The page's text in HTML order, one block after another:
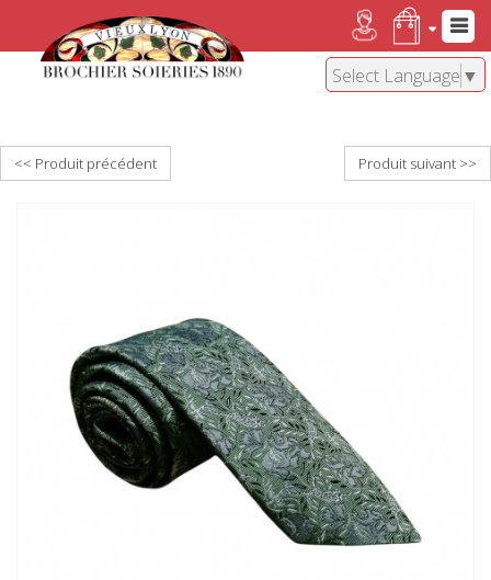
Select Language ▼
<< Produit précédent Produit suivant >>